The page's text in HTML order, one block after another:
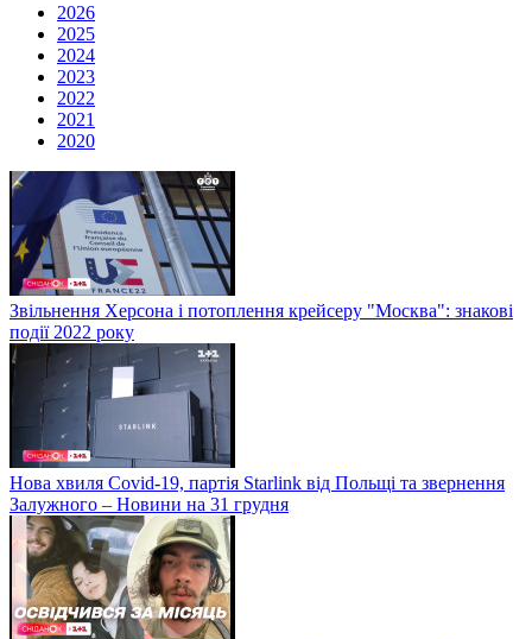
2026
2025
2024
2023
2022
2021
2020
Звільнення Херсона і потоплення крейсеру "Москва": знакові
події 2022 року
Нова хвиля Covid-19, партія Starlink від Польщі та звернення
Залужного – Новини на 31 грудня